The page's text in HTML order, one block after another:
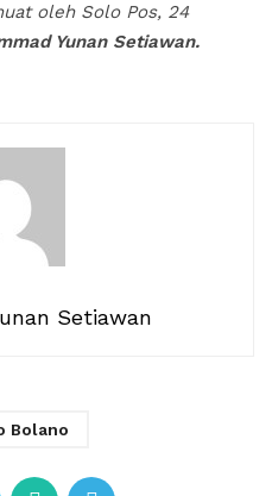
oleh Solo Pos, 24
Yunan Setiawan.
Setiawan
Bolano